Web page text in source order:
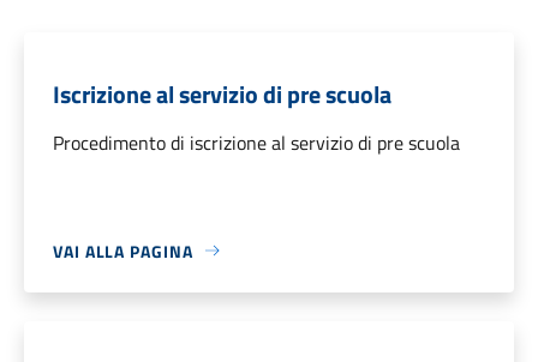
Iscrizione al servizio di pre scuola
Procedimento di iscrizione al servizio di pre scuola
VAI ALLA PAGINA